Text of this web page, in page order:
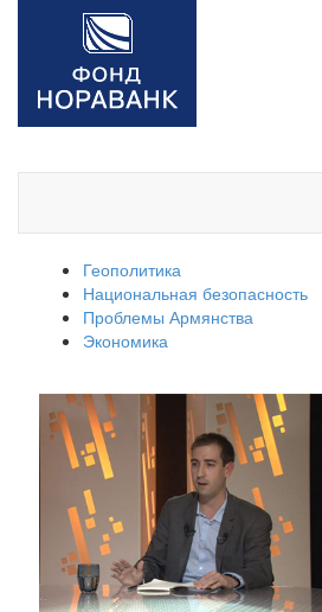
Геополитика
Национальная безопасность
Проблемы Армянства
Экономика